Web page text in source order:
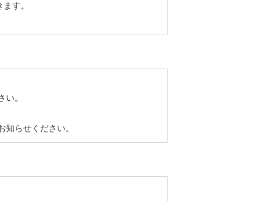
す。
。
知らせください。